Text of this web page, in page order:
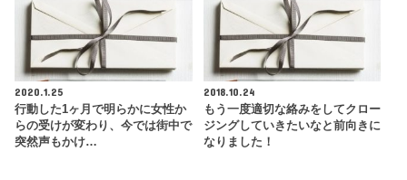
2020.1.25
行動した1ヶ月で明らかに女性か
らの受けが変わり、今では街中で
突然声もかけ…
2018.10.24
もう一度適切な絡みをしてクロー
ジングしていきたいなと前向きに
なりました！